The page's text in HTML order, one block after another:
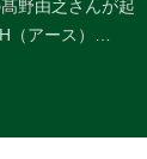
野由之さんが起
（アース）…